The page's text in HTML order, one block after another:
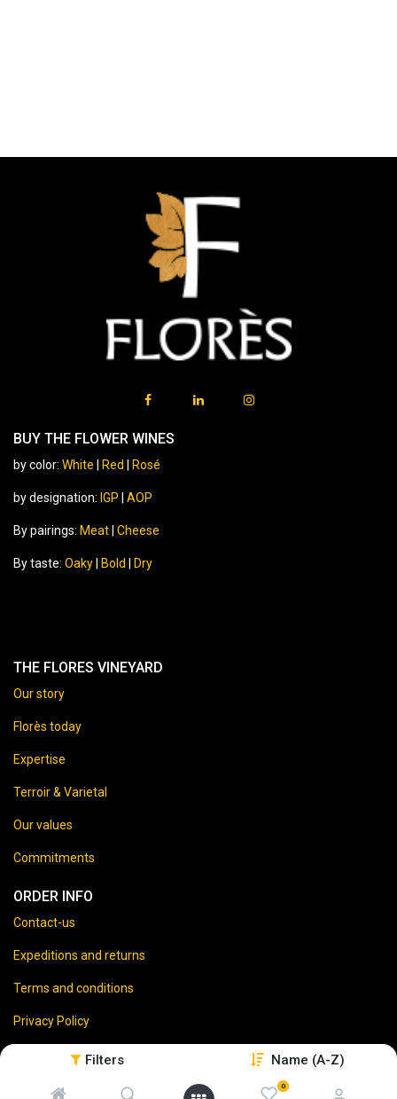
Filters Name (A-Z)
0
BUY THE FLOWER WINES
by color: White Red Rosé
by designation: IGP AOP
By pairings: Meat Cheese
By taste: Oaky Bold Dry
THE FLORES VINEYARD
Our story
Florès today
Expertise
Terroir & Varietal
Our values
Commitments
ORDER INFO
Contact-us
Expeditions and returns
Terms and conditions
Privacy Policy
Legal disclaimer